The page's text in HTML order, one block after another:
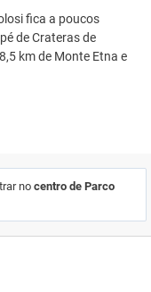
fica a poucos
de Crateras de
km de Monte Etna e
no centro de Parco